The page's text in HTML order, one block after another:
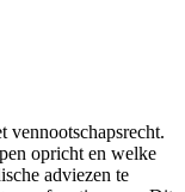
vennootschapsrecht.
opricht en welke
adviezen te